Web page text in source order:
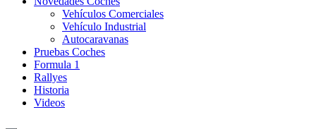
Vehículos Comerciales
Vehículo Industrial
Autocaravanas
Pruebas Coches
Formula 1
Rallyes
Historia
Videos